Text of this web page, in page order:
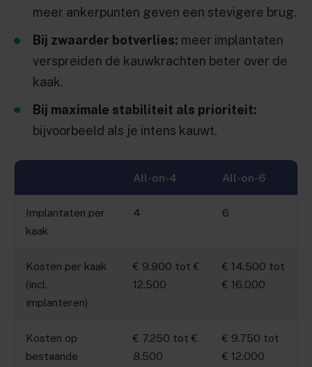
meer ankerpunten geven een stevigere brug.
Bij zwaarder botverlies: meer implantaten
verspreiden de kauwkrachten beter over de
kaak.
Bij maximale stabiliteit als prioriteit:
bijvoorbeeld als je intens kauwt.
All-on-4 All-on-6
Implantaten per
kaak
4 6
Kosten per kaak
(incl.
implanteren)
€ 9.900 tot €
12.500
€ 14.500 tot
€ 16.000
Kosten op
bestaande
€ 7.250 tot €
8.500
€ 9.750 tot
€ 12.000